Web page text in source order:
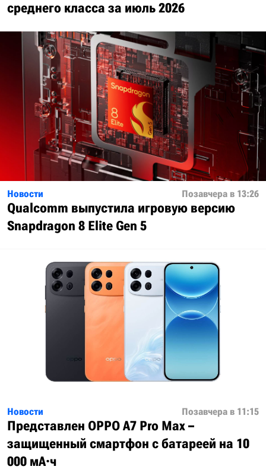
среднего класса за июль 2026
Новости Позавчера в 13:26
Qualcomm выпустила игровую версию
Snapdragon 8 Elite Gen 5
Новости Позавчера в 11:15
Представлен OPPO A7 Pro Max –
защищенный смартфон с батареей на 10
000 мА·ч